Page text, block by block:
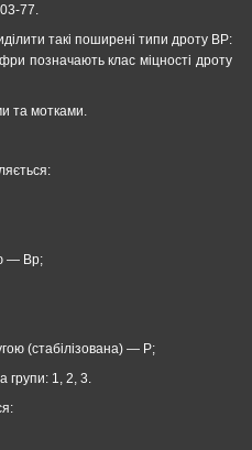
77.
такі поширені типи дроту ВР:
позначають клас міцності дроту
та мотками.
— Вр;
(стабілізована) — Р;
групи: 1, 2, 3.